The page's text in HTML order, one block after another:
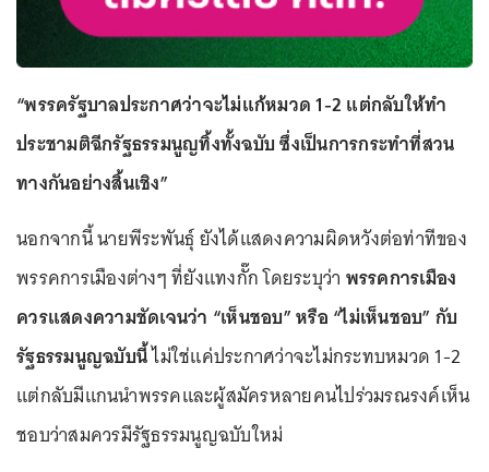
“พรรครัฐบาลประกาศว่าจะไม่แก้หมวด 1-2 แต่กลับให้ทำ
ประชามติฉีกรัฐธรรมนูญทิ้งทั้งฉบับ ซึ่งเป็นการกระทำที่สวน
ทางกันอย่างสิ้นเชิง”
นอกจากนี้ นายพีระพันธุ์ ยังได้แสดงความผิดหวังต่อท่าทีของ
พรรคการเมืองต่างๆ ที่ยังแทงกั๊ก โดยระบุว่า พรรคการเมือง
ควรแสดงความชัดเจนว่า “เห็นชอบ” หรือ “ไม่เห็นชอบ” กับ
รัฐธรรมนูญฉบับนี้ไม่ใช่แค่ประกาศว่าจะไม่กระทบหมวด 1-2
แต่กลับมีแกนนำพรรคและผู้สมัครหลายคนไปร่วมรณรงค์เห็น
ชอบว่าสมควรมีรัฐธรรมนูญฉบับใหม่